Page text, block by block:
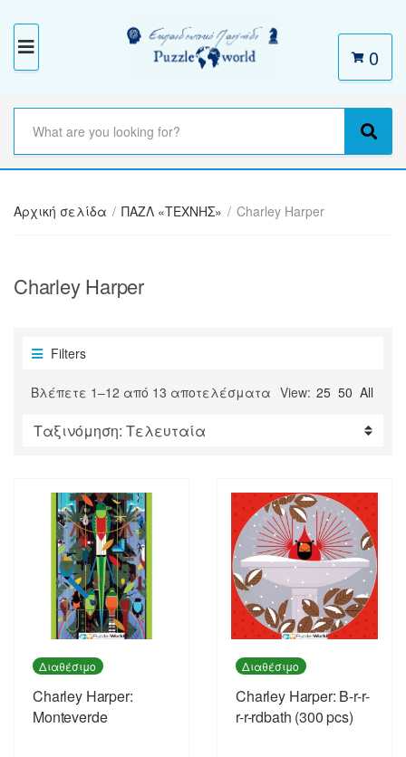
M
N
U
a
t
g
n
S
a
r
h
t
S
e
a
0
Αρχική σελίδα / ΠΑΖΛ «ΤΕΧΝΗΣ» / Charley Harper
Charley Harper
Filters
Βλέπετε 1–12 από 13 αποτελέσματα Sorted
View: 25 50 All
Διαθέσιμο
Charley Harper:
Monteverde
Διαθέσιμο
Charley Harper: B-r-r-
r-r-rdbath (300 pcs)